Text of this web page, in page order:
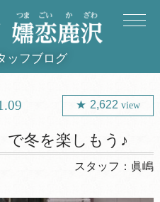
ッフブログ
2,622view
で冬を楽しもう♪
スタッフ： 眞嶋